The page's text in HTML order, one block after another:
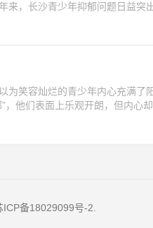
来，长沙青少年抑郁问题日益突
为笑容灿烂的青少年内心充满了
，他们表面上乐观开朗，但内心
ICP备18029099号-2.